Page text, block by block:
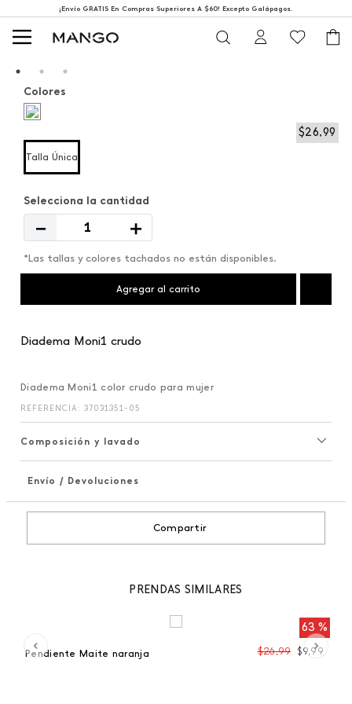
¡Envío GRATIS En Compras Superiores A $60! Excepto Galápagos.
$26,99
Colores
Talla Única
＋
－
*Las tallas y colores tachados no están disponibles.
Agregar al carrito
Diadema Moni1 crudo
Diadema Moni1 color crudo para mujer
REFERENCIA : 37031351-05
Composición y lavado
Envío / Devoluciones
Compartir
PRENDAS SIMILARES
63 %
Pendiente Maite naranja $26,99 $9,99